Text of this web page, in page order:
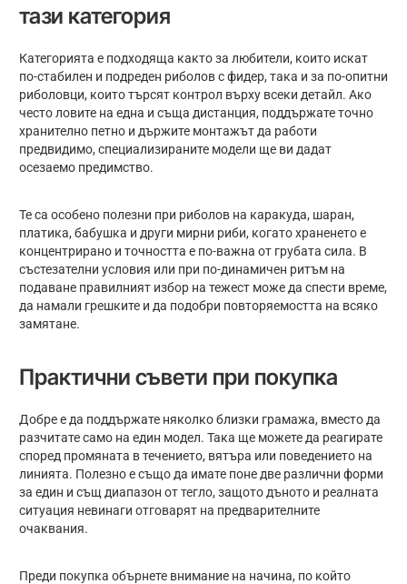
тази категория
Категорията е подходяща както за любители, които искат
по-стабилен и подреден риболов с фидер, така и за по-опитни
риболовци, които търсят контрол върху всеки детайл. Ако
често ловите на една и съща дистанция, поддържате точно
хранително петно и държите монтажът да работи
предвидимо, специализираните модели ще ви дадат
осезаемо предимство.
Те са особено полезни при риболов на каракуда, шаран,
платика, бабушка и други мирни риби, когато храненето е
концентрирано и точността е по-важна от грубата сила. В
състезателни условия или при по-динамичен ритъм на
подаване правилният избор на тежест може да спести време,
да намали грешките и да подобри повторяемостта на всяко
замятане.
Практични съвети при покупка
Добре е да поддържате няколко близки грамажа, вместо да
разчитате само на един модел. Така ще можете да реагирате
според промяната в течението, вятъра или поведението на
линията. Полезно е също да имате поне две различни форми
за един и същ диапазон от тегло, защото дъното и реалната
ситуация невинаги отговарят на предварителните
очаквания.
Преди покупка обърнете внимание на начина, по който